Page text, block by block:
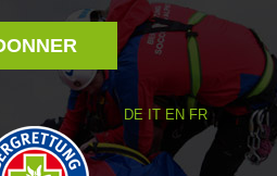
DE IT EN FR